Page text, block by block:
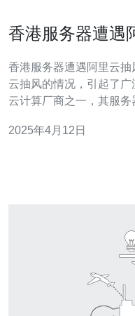
香港服务器遭遇
香港服务器遭遇阿里云抽风 最近，香港服务器遭遇了
云抽风的情况，引起了
云计算厂商之一，其服
人不禁担忧。 香港服务器遭遇阿里云抽风的问题主要表现
2025年4月12日